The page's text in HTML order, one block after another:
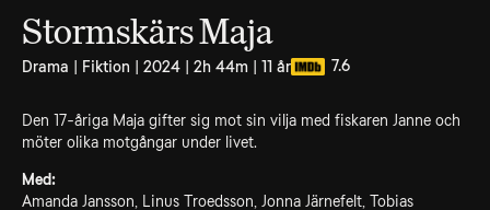
Stormskärs Maja
Drama | Fiktion | 2024 | 2h 44m | 11 år 7.6
Den 17-åriga Maja gifter sig mot sin vilja med fiskaren Janne och
möter olika motgångar under livet.
Med:
Amanda Jansson, Linus Troedsson, Jonna Järnefelt, Tobias